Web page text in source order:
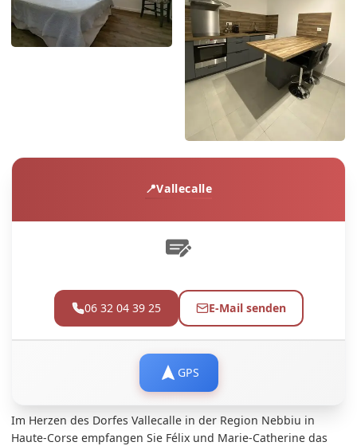
Vallecalle
06 32 04 39 25 E-Mail senden
GPS
Im Herzen des Dorfes Vallecalle in der Region Nebbiu in
Haute-Corse empfangen Sie Félix und Marie-Catherine das